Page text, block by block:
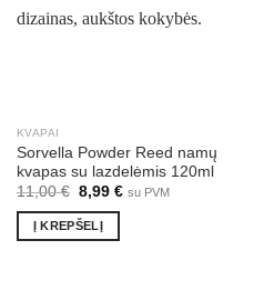
KVAPAI
Sorvella Powder Reed namų
kvapas su lazdelėmis 120ml
11,00€ Original
was:
11,00 €.
8,99 €Current
su PVM
Į KREPŠELĮ